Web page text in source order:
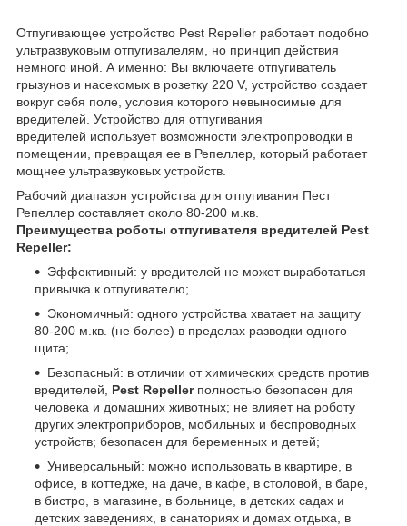
Отпугивающее устройство Pest Repeller работает подобно
ультразвуковым отпугивалелям, но принцип действия
немного иной. А именно: Вы включаете отпугиватель
грызунов и насекомых в розетку 220 V, устройство создает
вокруг себя поле, условия которого невыносимые для
вредителей. Устройство для отпугивания
вредителей использует возможности электропроводки в
помещении, превращая ее в Репеллер, который работает
мощнее ультразвуковых устройств.
Рабочий диапазон устройства для отпугивания Пест
Репеллер составляет около 80-200 м.кв.
Преимущества роботы отпугивателя вредителей Pest
Repeller:
Эффективный: у вредителей не может выработаться
привычка к отпугивателю;
Экономичный: одного устройства хватает на защиту
80-200 м.кв. (не более) в пределах разводки одного
щита;
Безопасный: в отличии от химических средств против
вредителей,
Pest Repeller полностью безопасен для
человека и домашних животных; не влияет на роботу
других электроприборов, мобильных и беспроводных
устройств; безопасен для беременных и детей;
Универсальный: можно использовать в квартире, в
офисе, в коттедже, на даче, в кафе, в столовой, в баре,
в бистро, в магазине, в больнице, в детских садах и
детских заведениях, в санаториях и домах отдыха, в